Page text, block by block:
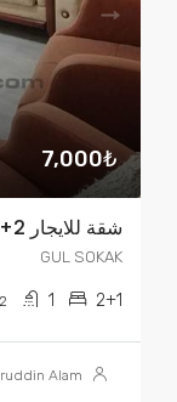
7,000₺
شقة للايجار 2+1 مفروشة TL7000
GUL SOKAK
2+1
1
Alam